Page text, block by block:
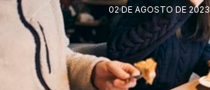
02 DE AGOSTO DE 2023